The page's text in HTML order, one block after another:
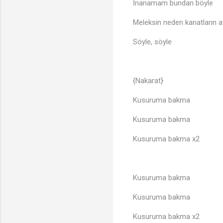
İnanamam bundan böyle
Meleksin neden kanatların
Söyle, söyle
{Nakarat}
Kusuruma bakma
Kusuruma bakma
Kusuruma bakma x2
Kusuruma bakma
Kusuruma bakma
Kusuruma bakma x2